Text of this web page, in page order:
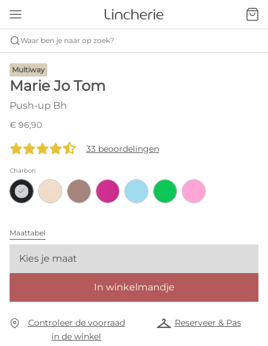
Waar ben je naar op zoek?
Multiway
Marie Jo Tom
Push-up Bh
€ 96,90
33 beoordelingen
Charbon
Maattabel
Kies je maat
In winkelmandje
Controleer de voorraad
in de winkel
Reserveer & Pas